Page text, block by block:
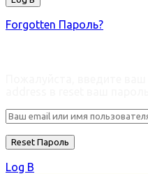
Forgotten Пароль?
Log В